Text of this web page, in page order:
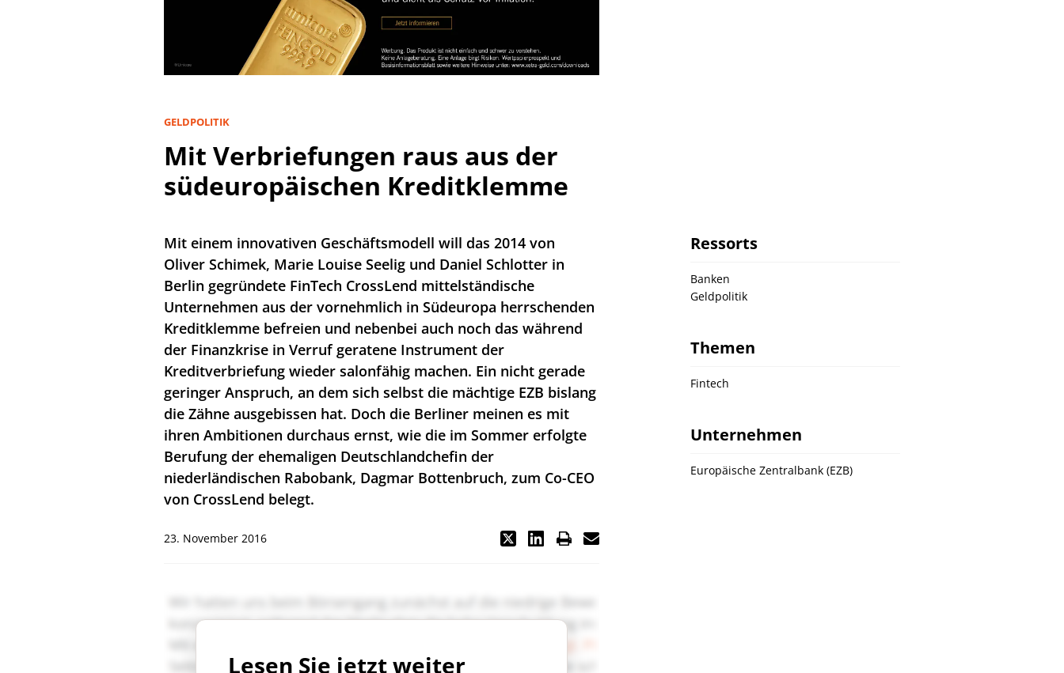
GELDPOLITIK
Mit Verbriefungen raus aus der
südeuropäischen Kreditklemme
Mit einem innovativen Geschäftsmodell will das 2014 von
Oliver Schimek, Marie Louise Seelig und Daniel Schlotter in
Berlin gegründete FinTech CrossLend mittelständische
Unternehmen aus der vornehmlich in Südeuropa herrschenden
Kreditklemme befreien und nebenbei auch noch das während
der Finanzkrise in Verruf geratene Instrument der
Kreditverbriefung wieder salonfähig machen. Ein nicht gerade
geringer Anspruch, an dem sich selbst die mächtige EZB bislang
die Zähne ausgebissen hat. Doch die Berliner meinen es mit
ihren Ambitionen durchaus ernst, wie die im Sommer erfolgte
Berufung der ehemaligen Deutschlandchefin der
niederländischen Rabobank, Dagmar Bottenbruch, zum Co-CEO
von CrossLend belegt.
23. November 2016
Lesen Sie jetzt weiter
Ressorts
Banken
Geldpolitik
Themen
Fintech
Unternehmen
Europäische Zentralbank (EZB)